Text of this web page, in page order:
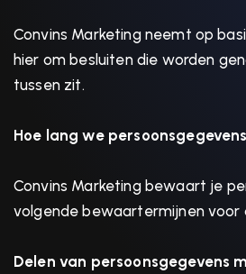
Convins Marketing neemt op
hier om besluiten die worden
tussen zit.
Hoe lang we
Convins Marketing bewaart je
volgende bewaartermijnen voor
Delen van persoonsgegevens